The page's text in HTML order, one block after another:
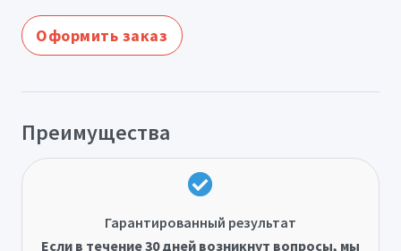
Оформить заказ
Преимущества
Гарантированный результат
Если в течение 30 дней возникнут вопросы, мы